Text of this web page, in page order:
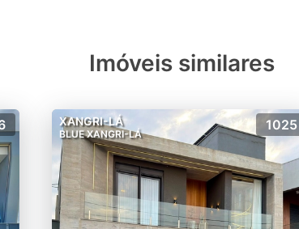
Imóveis similares
XANGRI-LÁ
BLUE XANGRI-LÁ
1025